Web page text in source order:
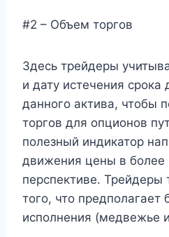
#2 – Объем торгов
Здесь трейдеры
и дату истечения срока
данного актива, чтобы
торгов для опционов
полезный индикатор
движения цены в более
перспективе. Трейдеры
того, что предполагает
исполнения (медвежье